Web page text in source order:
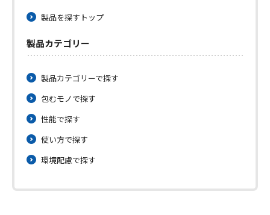
製品を探すトップ
製品カテゴリー
製品カテゴリーで探す
包むモノで探す
性能で探す
使い方で探す
環境配慮で探す